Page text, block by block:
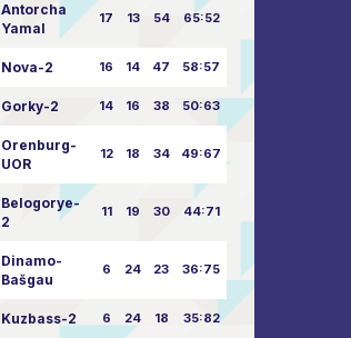
Feliz gran día de la
victoria!
09.05.2026
Antorcha
Yamal
17 13 54 65:52
Nova-2 16 14 47 58:57
Gorky-2 14 16 38 50:63
Orenburg-
UOR
12 18 34 49:67
Belogorye-
2
11 19 30 44:71
Dinamo-
Bašgau
6 24 23 36:75
Kuzbass-2 6 24 18 35:82